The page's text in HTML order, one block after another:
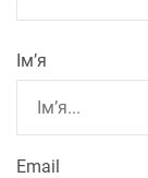
Ім’я
Email